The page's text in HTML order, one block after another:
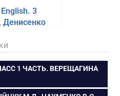
3
Денисенко
1 ЧАСТЬ. ВЕРЕЩАГИНА